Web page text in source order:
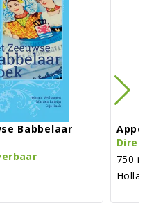
Appelsap I Love
Direct beschikbaar
750 ml fles